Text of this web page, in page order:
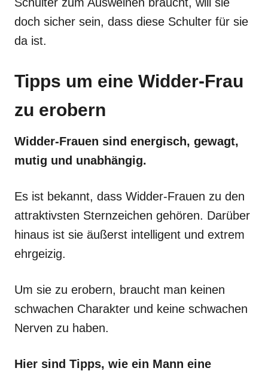
doch sicher sein, dass diese Schulter für sie
da ist.
Tipps um eine Widder-Frau
zu erobern
Widder-Frauen sind energisch, gewagt,
mutig und unabhängig.
Es ist bekannt, dass Widder-Frauen zu den
attraktivsten Sternzeichen gehören. Darüber
hinaus ist sie äußerst intelligent und extrem
ehrgeizig.
Um sie zu erobern, braucht man keinen
schwachen Charakter und keine schwachen
Nerven zu haben.
Hier sind Tipps, wie ein Mann eine